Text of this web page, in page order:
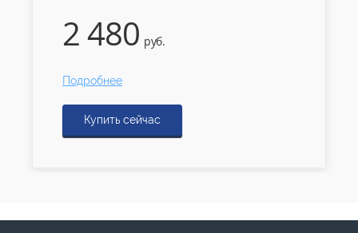
2 480 руб.
Подробнее
Купить сейчас